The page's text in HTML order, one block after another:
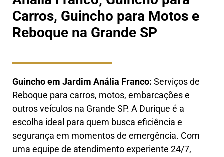
Carros, Guincho para Motos e
Reboque na Grande SP
Guincho em Jardim Anália Franco: Serviços de
Reboque para carros, motos, embarcações e
outros veículos na Grande SP. A Durique é a
escolha ideal para quem busca eficiência e
segurança em momentos de emergência. Com
uma equipe de atendimento experiente 24/7,